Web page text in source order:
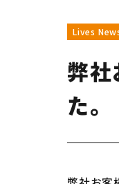
Lives
弊
た。